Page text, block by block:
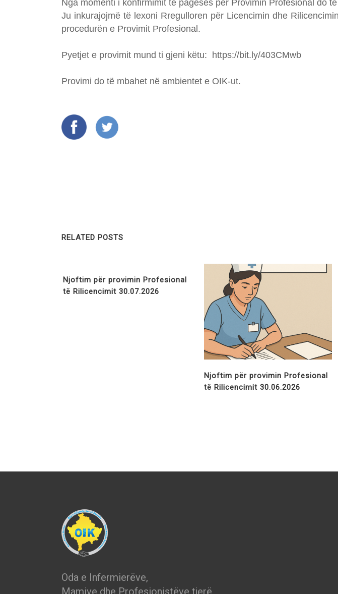
Nga momenti i konfirmimit të pagesës për Provimin Profesional do
Ju inkurajojmë të lexoni Rregulloren për Licencimin dhe
procedurën e Provimit Profesional.
Pyetjet e provimit mund ti gjeni këtu: https://bit.ly/403CMwb
Provimi do të mbahet në ambientet e OIK-ut.
RELATED POSTS
Njoftim për provimin Profesional
të Rilicencimit 30.07.2026
Njoftim për provimin Profesional
të Rilicencimit 30.06.2026
Oda e Infermierëve,
Mamive dhe Profesionistëve tjerë